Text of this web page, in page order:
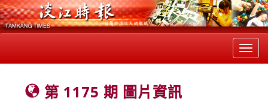
第 1175 期 圖片資訊